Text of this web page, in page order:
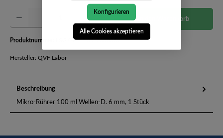
Produkt Anzahl: Gib den gewünschten Wert ein oder benutze die Schaltflächen um die
In den Warenkorb
Produktnummer: LSG 09043 01-2600051
Hersteller: QVF Labor
Beschreibung
Mikro-Rührer 100 ml Wellen-D. 6 mm, 1 Stück
Konfigurieren
Alle Cookies akzeptieren